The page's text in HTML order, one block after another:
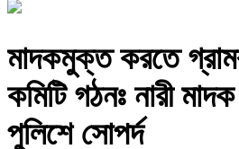
মাদকমুক্ত করতে
কমিটি গঠনঃ নারী
পুলিশে সোপর্দ